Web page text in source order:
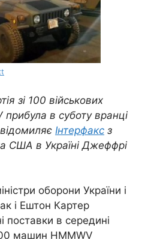
зі 100 військових
прибула в суботу вранці
Інтерфакс з
США в Україні Джеффрі
оборони України і
і Ештон Картер
поставки в середині
машин HMMWV